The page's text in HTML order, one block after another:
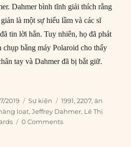
Dahmer bình tĩnh giải thích rằng
là một sự hiểu lầm và các sĩ
tin lời hắn. Tuy nhiên, họ đã phát
chụp bằng máy Polaroid cho thấy
tay và Dahmer đã bị bắt giữ.
1991: Kẻ giết người hàng loạt Jeffrey
2019 Categories
Sự kiện Tags
1991,2207,ăn
loạt,Jeffrey Dahmer, Lê Thị
0 Comments